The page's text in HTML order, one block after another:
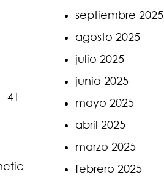
41
septiembre 2025
agosto 2025
julio 2025
junio 2025
mayo 2025
abril 2025
marzo 2025
febrero 2025